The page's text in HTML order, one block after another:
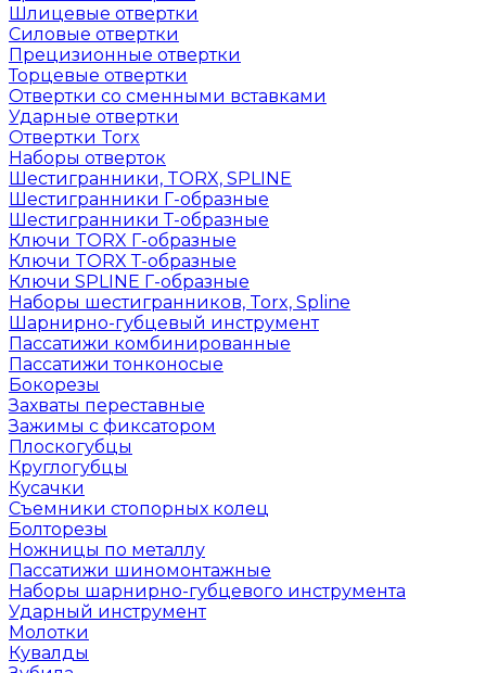
Шлицевые отвертки
Силовые отвертки
Прецизионные отвертки
Торцевые отвертки
Отвертки со сменными вставками
Ударные отвертки
Отвертки Torx
Наборы отверток
Шестигранники, TORX, SPLINE
Шестигранники Г-образные
Шестигранники Т-образные
Ключи TORX Г-образные
Ключи TORX Т-образные
Ключи SPLINE Г-образные
Наборы шестигранников, Torx, Spline
Шарнирно-губцевый инструмент
Пассатижи комбинированные
Пассатижи тонконосые
Бокорезы
Захваты переставные
Зажимы с фиксатором
Плоскогубцы
Круглогубцы
Кусачки
Съемники стопорных колец
Болторезы
Ножницы по металлу
Пассатижи шиномонтажные
Наборы шарнирно-губцевого инструмента
Ударный инструмент
Молотки
Кувалды